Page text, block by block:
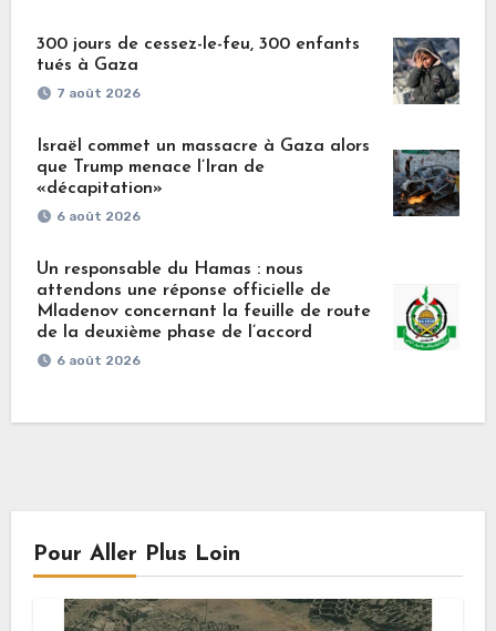
300 jours de cessez-le-feu, 300 enfants
tués à Gaza
7 août 2026
Israël commet un massacre à Gaza alors
que Trump menace l’Iran de
«décapitation»
6 août 2026
Un responsable du Hamas : nous
attendons une réponse officielle de
Mladenov concernant la feuille de route
de la deuxième phase de l’accord
6 août 2026
Pour Aller Plus Loin